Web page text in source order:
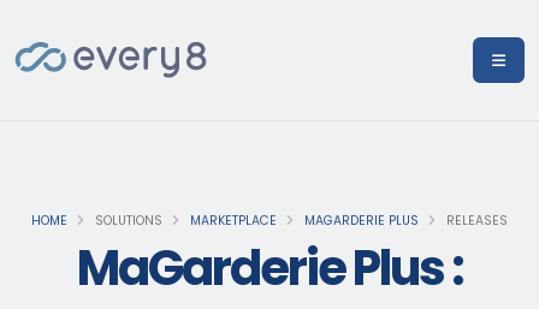
HOME SOLUTIONS MARKETPLACE MAGARDERIE PLUS RELEASES
MaGarderie Plus :